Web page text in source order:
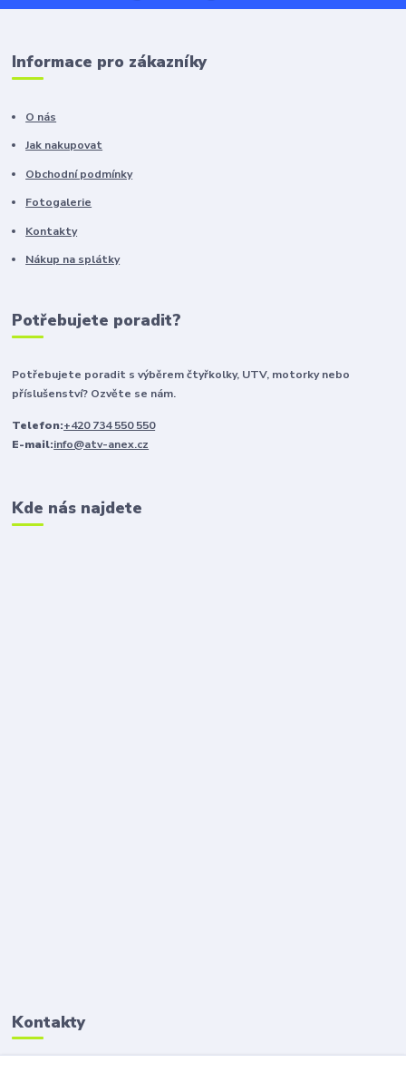
Informace pro zákazníky
O nás
Jak nakupovat
Obchodní podmínky
Fotogalerie
Kontakty
Nákup na splátky
Potřebujete poradit?
Potřebujete poradit s výběrem čtyřkolky, UTV, motorky nebo
příslušenství? Ozvěte se nám.
Telefon:+420 734 550 550
E-mail:info@atv-anex.cz
Kde nás najdete
Kontakty